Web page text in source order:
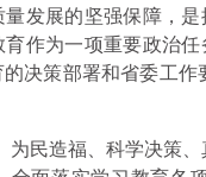
发展的坚强保障，
作为一项重要政治
决策部署和省委工
为民造福、科学决策